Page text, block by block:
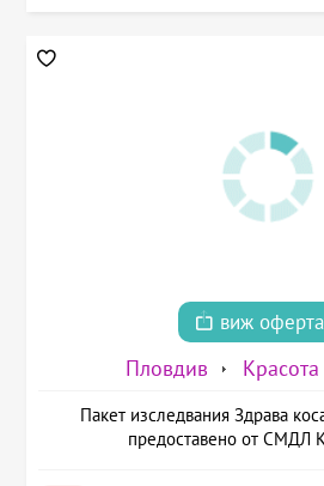
виж
Пловдив
Пакет изследвания Здрава
предоставено от СМДЛ